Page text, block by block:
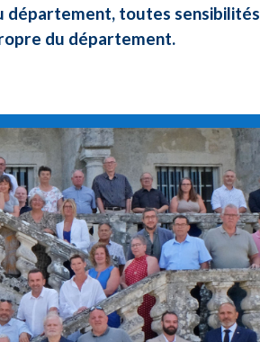
département, toutes sensibilités
du département.